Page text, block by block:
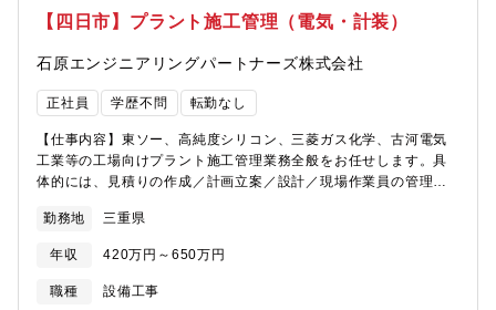
計、建設、保守、操業に関わる全てのサービスを提供しておりま
す。◇豊富な経験と実績が買われ、三重県下の建設業では10年以
上連続で完工高トップクラスです。◇親会社である石原産業株式
会社（東証プライム上場）の工場メンテナンスや新設の安定した
売上が約70％となっています。また四日市（本社）近辺の化学系
コンビナートからの民間工事の売上が約30％です。安定した売上
基盤と、売上拡大に向けた新規受注へのバランスがよく、安定的
に事業を拡大してきました。
【四日市】プラント施工管理（電気・計装）
石原エンジニアリングパートナーズ株式会社
正社員 学歴不問 転勤なし
【仕事内容】東ソー、高純度シリコン、三菱ガス化学、古河電気
工業等の工場向けプラント施工管理業務全般をお任せします。具
体的には、見積りの作成／計画立案／設計／現場作業員の管理／
日市で、転勤はありません◇工期は1週間～6ヶ月となっていま
す。◇現場とデスクワークの割合は、6：4程度です。◇現地に事
務所がある場合は、原則直行直帰となります。本社より近い現場
の場合は社内にて業務となります。【働きやすい環境】◇年間休
勤務地 三重県
年収 420万円～650万円
職種
設備工事